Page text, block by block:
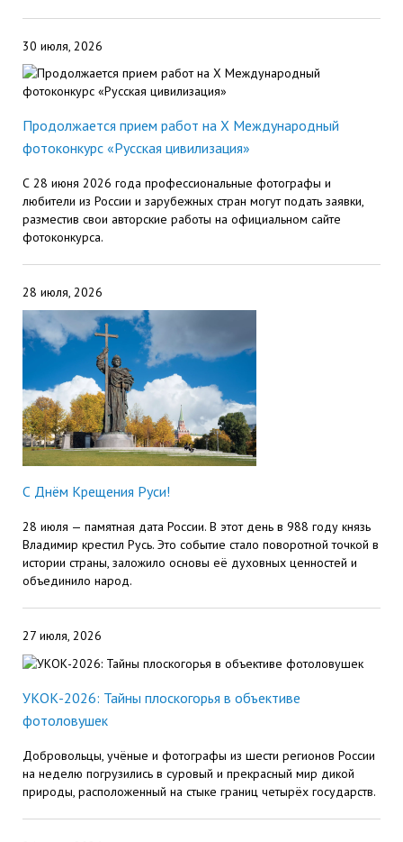
30 июля, 2026
Продолжается прием работ на Х Международный
фотоконкурс «Русская цивилизация»
С 28 июня 2026 года профессиональные фотографы и
любители из России и зарубежных стран могут подать заявки,
разместив свои авторские работы на официальном сайте
фотоконкурса.
28 июля, 2026
С Днём Крещения Руси!
28 июля — памятная дата России. В этот день в 988 году князь
Владимир крестил Русь. Это событие стало поворотной точкой в
истории страны, заложило основы её духовных ценностей и
объединило народ.
27 июля, 2026
УКОК-2026: Тайны плоскогорья в объективе
фотоловушек
Добровольцы, учёные и фотографы из шести регионов России
на неделю погрузились в суровый и прекрасный мир дикой
природы, расположенный на стыке границ четырёх государств.